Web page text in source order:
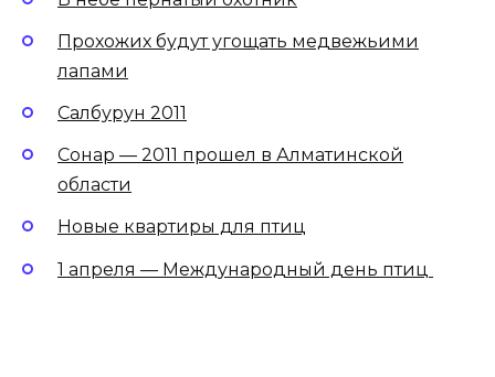
Прохожих будут угощать медвежьими
лапами
Салбурун 2011
Сонар — 2011 прошел в Алматинской
области
Новые квартиры для птиц
1 апреля — Международный день птиц